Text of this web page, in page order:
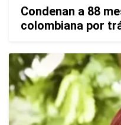
Condenan a 88
colombiana por